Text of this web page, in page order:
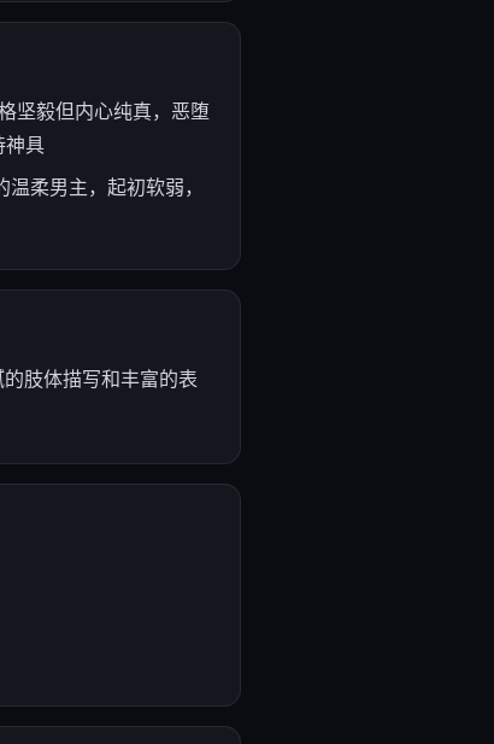
坚毅但内心纯真，恶堕
神具
柔男主，起初软弱，
肢体描写和丰富的表